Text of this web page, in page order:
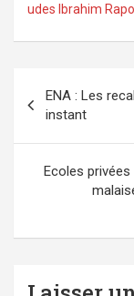
udes Ibrahim
de
l’article
ENA : Les
instant
Ecoles